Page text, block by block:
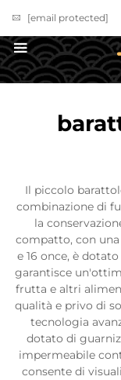
[email protected]
Il piccolo
combinazione di
la
compatto, con
e 16 once, è
garantisce
frutta e altri
qualità e privo di
tecnologia
dotato di
impermeabile
consente di